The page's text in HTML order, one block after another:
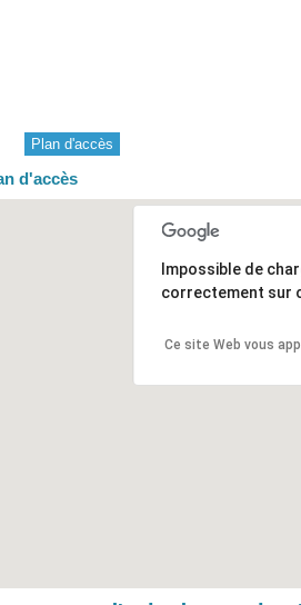
Plan d'accès
d'accès
Impossible de
correctement sur
Ce site Web vous